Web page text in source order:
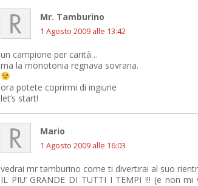
Mr. Tamburino
1 Agosto 2009 alle 13:42
un campione per carità…
ma la monotonia regnava sovrana.
ora potete coprirmi di ingiurie
let’s start!
Mario
1 Agosto 2009 alle 16:03
vedrai mr tamburino come ti divertirai al suo
IL PIU’ GRANDE DI TUTTI I TEMPI !!! (e non